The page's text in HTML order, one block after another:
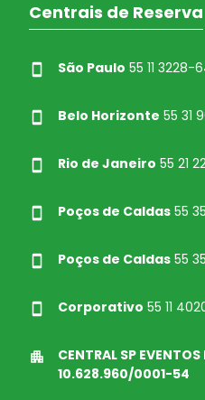
Centrais de Reserva
São Paulo 55 11 3228-
Belo Horizonte 55 31
Rio de Janeiro 55 21
Poços de Caldas 55
Poços de Caldas 55
Corporativo 55 11
CENTRAL SP
10.628.960/0001-54